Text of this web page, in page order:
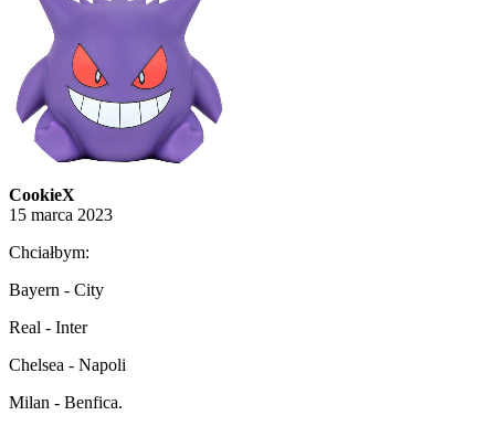
CookieX
15 marca 2023
Chciałbym:
Bayern - City
Real - Inter
Chelsea - Napoli
Milan - Benfica.